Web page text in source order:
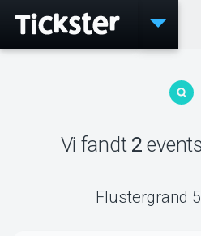
Vi fandt 2 events
Flustergränd 5